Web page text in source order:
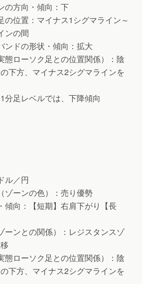
の方向・傾向：下
の位置：マイナス1シグマライン～
ンの間
ンドの形状・傾向：拡大
態ローソク足との位置関係）：陰
下方、マイナス2シグマラインを
分足レベルでは、下降傾向
ル／円
ゾーンの色）：売り優勢
傾向：【短期】右肩下がり【長
ーンとの関係）：レジスタンスゾ
態ローソク足との位置関係）：陰
下方、マイナス2シグマラインを